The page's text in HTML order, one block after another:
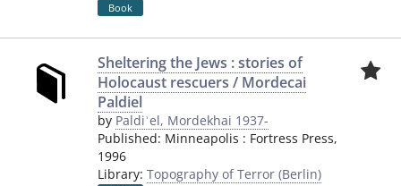
Book
Sheltering the Jews : stories of
Holocaust rescuers / Mordecai
Paldiel
by Paldiʾel, Mordekhai 1937-
Published: Minneapolis : Fortress Press,
1996
Library: Topography of Terror (Berlin)